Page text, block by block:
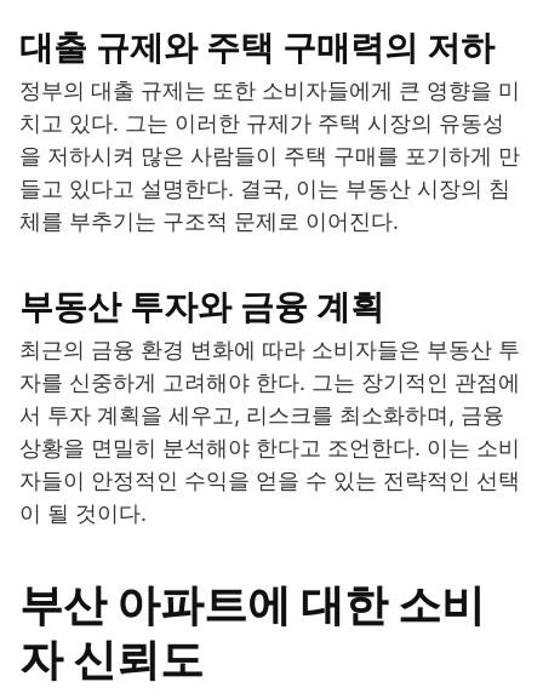
대출 규제와 주택 구매력의 저하
정부의 대출 규제는 또한 소비자들에게 큰 영향을 미
치고 있다. 그는 이러한 규제가 주택 시장의 유동성
을 저하시켜 많은 사람들이 주택 구매를 포기하게 만
들고 있다고 설명한다. 결국, 이는 부동산 시장의 침
체를 부추기는 구조적 문제로 이어진다.
부동산 투자와 금융 계획
최근의 금융 환경 변화에 따라 소비자들은 부동산 투
자를 신중하게 고려해야 한다. 그는 장기적인 관점에
서 투자 계획을 세우고, 리스크를 최소화하며, 금융
상황을 면밀히 분석해야 한다고 조언한다. 이는 소비
자들이 안정적인 수익을 얻을 수 있는 전략적인 선택
이 될 것이다.
부산 아파트에 대한 소비
자 신뢰도